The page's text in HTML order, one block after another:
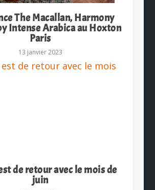
The Macallan, Harmony
Intense Arabica au Hoxton
Paris
13 janvier 2023
de retour avec le mois de
juin